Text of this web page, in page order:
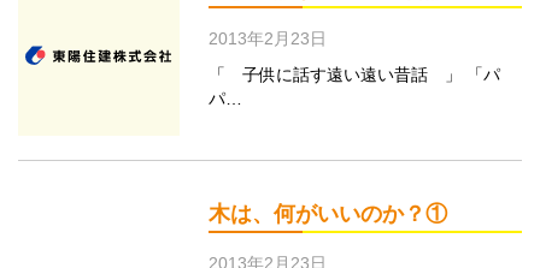
2013年2月23日
「 子供に話す遠い遠い昔話 」 「パ
パ…
木は、何がいいのか？①
2013年2月23日